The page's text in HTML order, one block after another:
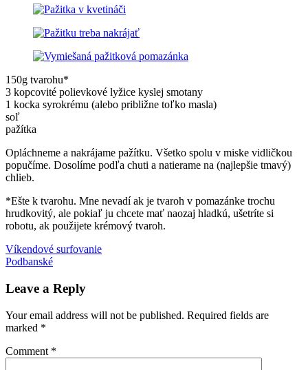
150g tvarohu*
3 kopcovité polievkové lyžice kyslej smotany
1 kocka syrokrému (alebo približne toľko masla)
soľ
pažítka
Opláchneme a nakrájame pažítku. Všetko spolu v miske vidličkou
popučíme. Dosolíme podľa chuti a natierame na (najlepšie tmavý)
chlieb.
*Ešte k tvarohu. Mne nevadí ak je tvaroh v pomazánke trochu
hrudkovitý, ale pokiaľ ju chcete mať naozaj hladkú, ušetríte si
robotu, ak použijete krémový tvaroh.
pažítkapomazánkarecepty
Post
navigation
Previous
Post:
Víkendové surfovanie
Next
Podbanské
Leave a Reply
Your email address will not be published. Required fields are
marked *
Comment *